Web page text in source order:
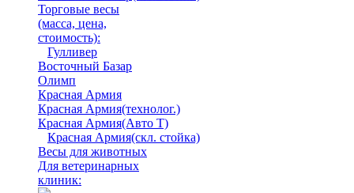
Торговые весы
(масса, цена,
стоимость):
Гулливер
Восточный Базар
Олимп
Красная Армия
Красная Армия(технолог.)
Красная Армия(Авто Т)
Красная Армия(скл. стойка)
Весы для животных
Для ветеринарных
клиник: